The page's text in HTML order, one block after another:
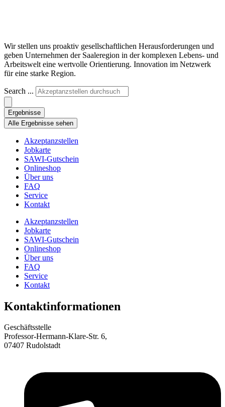
Wir stellen uns proaktiv gesellschaftlichen Herausforderungen und
geben Unternehmen der Saaleregion in der komplexen Lebens- und
Arbeitswelt eine wertvolle Orientierung. Innovation im Netzwerk
für eine starke Region.
Search ...
Ergebnisse
Alle Ergebnisse sehen
Akzeptanzstellen
Jobkarte
SAWI-Gutschein
Onlineshop
Über uns
FAQ
Service
Kontakt
Akzeptanzstellen
Jobkarte
SAWI-Gutschein
Onlineshop
Über uns
FAQ
Service
Kontakt
Kontaktinformationen
Geschäftsstelle
Professor-Hermann-Klare-Str. 6,
07407 Rudolstadt